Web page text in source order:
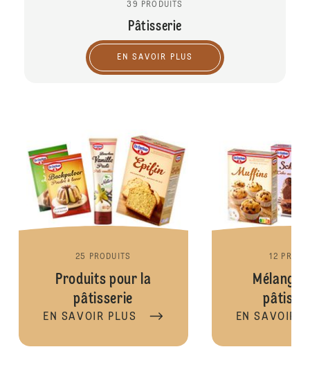
39 PRODUITS
Pâtisserie
EN SAVOIR PLUS
25 PRODUITS
Produits pour la
pâtisserie
EN SAVOIR PLUS
12
EN SAVOIR